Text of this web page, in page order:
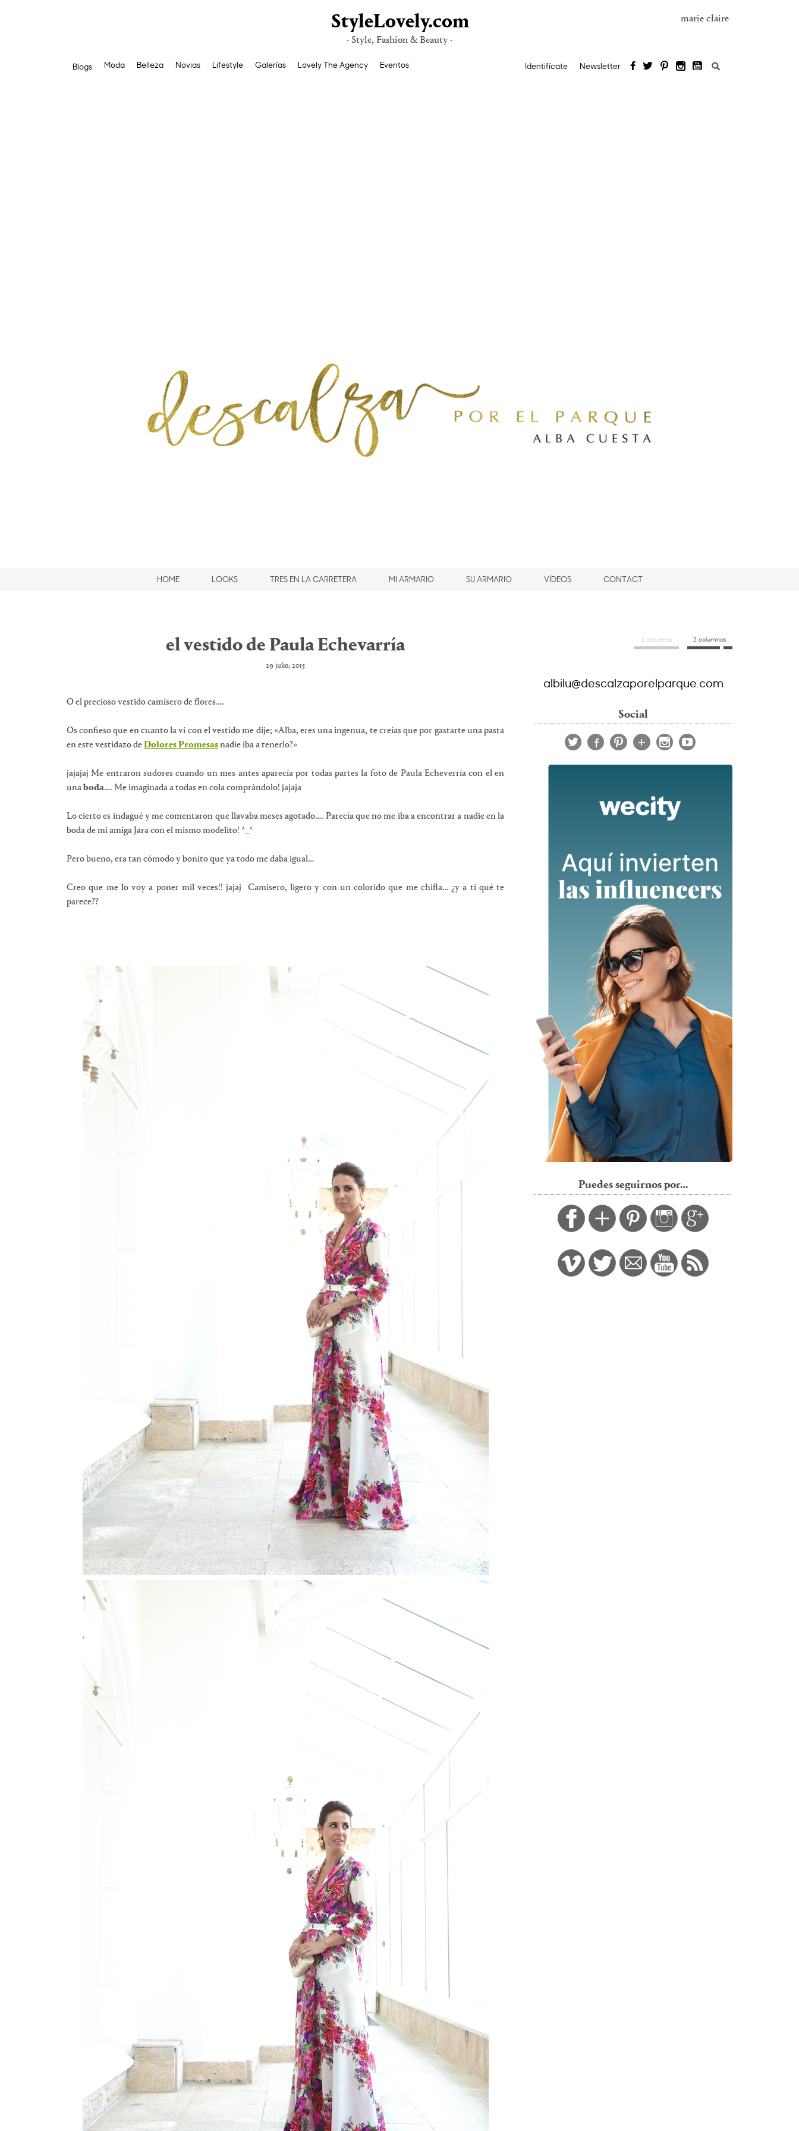
StyleLovely.com
· Style, Fashion & Beauty ·
marie claire
Blogs Moda Belleza Novias Lifestyle Galerías Lovely The Agency Eventos Identifícate Newsletter Buscar:
HOME LOOKS TRES EN LA CARRETERA MI ARMARIO SU ARMARIO VÍDEOS CONTACT
el vestido de Paula Echevarría
29 julio, 2015
O el precioso vestido camisero de flores….
Os confieso que en cuanto la vi con el vestido me dije; «Alba, eres una ingenua, te creías que por gastarte una pasta
en este vestidazo deDolores Promesasnadie iba a tenerlo?»
jajajaj Me entraron sudores cuando un mes antes aparecía por todas partes la foto de Paula Echeverría con el en
unaboda…. Me imaginada a todas en cola comprándolo! jajaja
Lo cierto es indagué y me comentaron que llavaba meses agotado…. Parecía que no me iba a encontrar a nadie en la
boda de mi amiga Jara con el mismo modelito! ^_^
Pero bueno, era tan cómodo y bonito que ya todo me daba igual…
Creo que me lo voy a poner mil veces!! jajaj Camisero, ligero y con un colorido que me chifla… ¿y a ti qué te
parece??
1 columna 2 columnas
albilu@descalzaporelparque.com
Social
Puedes seguirnos por…